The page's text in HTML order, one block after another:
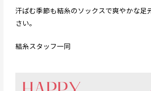
汗ばむ季節も結糸のソックスで爽やかな足
さい。
結糸スタッフ一同